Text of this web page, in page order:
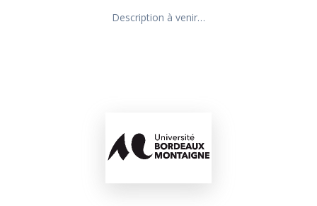
Description à venir…